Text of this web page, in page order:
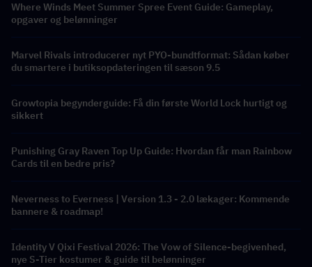
Where Winds Meet Summer Spree Event Guide: Gameplay,
opgaver og belønninger
Marvel Rivals introducerer nyt PYO-bundtformat: Sådan køber
du smartere i butiksopdateringen til sæson 9.5
Growtopia begynderguide: Få din første World Lock hurtigt og
sikkert
Punishing Gray Raven Top Up Guide: Hvordan får man Rainbow
Cards til en bedre pris?
Neverness to Everness | Version 1.3 - 2.0 lækager: Kommende
bannere & roadmap!
Identity V Qixi Festival 2026: The Vow of Silence-begivenhed,
nye S-Tier kostumer & guide til belønninger